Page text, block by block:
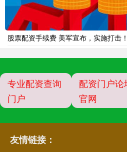
股票配资手续费 美军宣布，实施打击！
专业配资查询
门户
配资门户论
官网
友情链接：